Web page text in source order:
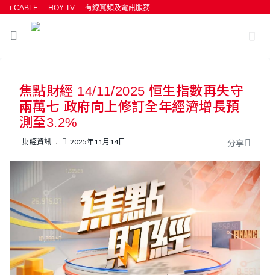
i-CABLE HOY TV 有線寬頻及電訊服務
按輸入鍵開始搜尋
焦點財經 14/11/2025 恒生指數再失守
兩萬七 政府向上修訂全年經濟增長預
測至3.2%
財經資訊 2025年11月14日 分享